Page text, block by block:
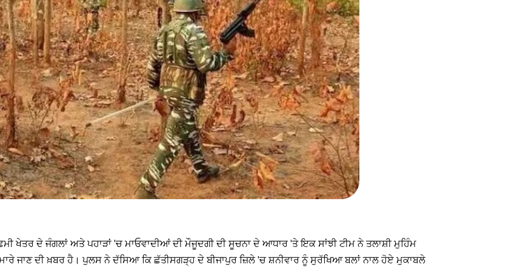
ਖੇਤਰ ਦੇ ਜੰਗਲਾਂ ਅਤੇ ਪਹਾੜਾਂ 'ਚ ਮਾਓਵਾਦੀਆਂ ਦੀ ਮੌਜੂਦਗੀ ਦੀ ਸੂਚਨਾ ਦੇ ਆਧਾਰ 'ਤੇ ਇਕ ਸਾਂਝੀ ਟੀਮ ਨੇ ਤਲਾਸ਼ੀ ਮੁਹਿੰਮ
ਜਾਣ ਦੀ ਖ਼ਬਰ ਹੈ। ਪੁਲਸ ਨੇ ਦੱਸਿਆ ਕਿ ਛੱਤੀਸਗੜ੍ਹ ਦੇ ਬੀਜਾਪੁਰ ਜ਼ਿਲੇ 'ਚ ਸ਼ਨੀਵਾਰ ਨੂੰ ਸੁਰੱਖਿਆ ਬਲਾਂ ਨਾਲ ਹੋਏ ਮੁਕਾਬਲੇ